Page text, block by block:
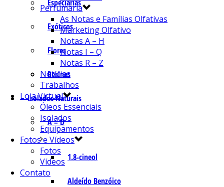
Especiarias
Exóticos
Flores
Resinas
Isolados Naturais
A – D
1.8-cineol
Aldeído Benzóico
Perfumaria
As Notas e Famílias Olfativas
Marketing Olfativo
Notas A – H
Notas I – Q
Notas R – Z
Notícias
Trabalhos
Loja Virtual
Óleos Essenciais
Isolados
Equipamentos
Fotos e Vídeos
Fotos
Vídeos
Contato